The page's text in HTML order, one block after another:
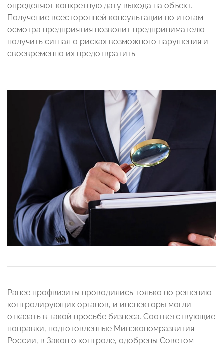
определяют конкретную дату выхода на объект.
Получение всесторонней консультации по итогам
осмотра предприятия позволит предпринимателю
получить сигнал о рисках возможного нарушения и
своевременно их предотвратить.
Ранее профвизиты проводились только по решению
контролирующих органов, и инспекторы могли
отказать в такой просьбе бизнеса. Соответствующие
поправки, подготовленные Минэкономразвития
России, в Закон о контроле, одобрены Советом